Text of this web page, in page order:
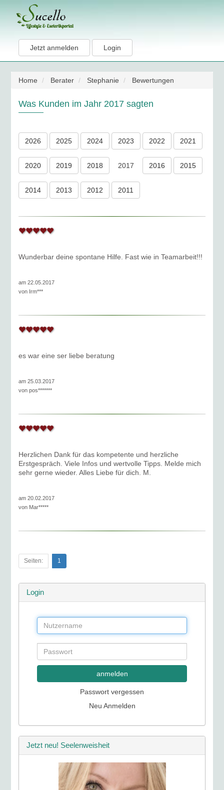
Jetzt anmelden Login
Home Berater Stephanie Bewertungen
Was Kunden im Jahr 2017 sagten
2026 2025 2024 2023 2022 2021
2020 2019 2018 2017 2016 2015
2014 2013 2012 2011
Wunderbar deine spontane Hilfe. Fast wie in Teamarbeit!!!
am 22.05.2017
von Irm***
es war eine ser liebe beratung
am 25.03.2017
vonpos*******
Herzlichen Dank für das kompetente und herzliche
Erstgespräch. Viele Infos und wertvolle Tipps. Melde mich
sehr gerne wieder. Alles Liebe für dich. M.
am 20.02.2017
von Mar*****
Seiten: 1
Login
anmelden
Passwort vergessen
Neu Anmelden
Jetzt neu! Seelenweisheit